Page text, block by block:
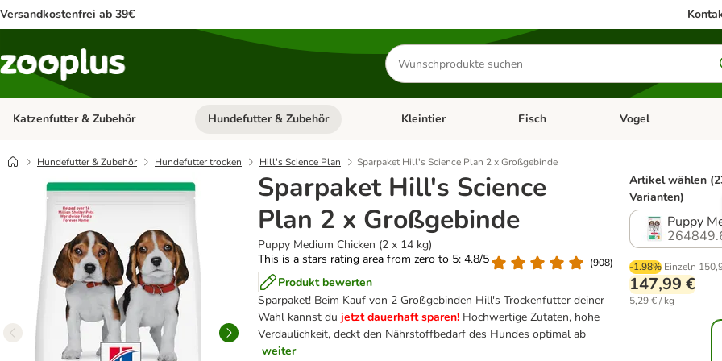
Versandkostenfrei ab 39€
Produkte
suchen
Katzenfutter & Zubehör Kategorie-Menü öffnen: Katzenfutter & Zubehör
Hundefutter & Zubehör Kategorie-Menü öffnen: Hundefutter & Zubehör
Kleintier Kategorie-Menü öffnen: Kleintier
Fisch Kategorie-Menü
Vogel
Hundefutter & Zubehör Hundefutter trocken Hill's Science Plan Sparpaket Hill's Science Plan 2 x Großgebinde
Sparpaket Hill's Science
Plan 2 x Großgebinde
Puppy Medium Chicken (2 x 14 kg)
This is a stars rating area from zero to 5: 4.8/5
(908)
Produkt bewerten
Sparpaket! Beim Kauf von 2 Großgebinden Hill's Trockenfutter deiner
Wahl kannst du jetzt dauerhaft sparen! Hochwertige Zutaten, hohe
Verdaulichkeit, deckt den Nährstoffbedarf des Hundes optimal ab
weiter
Artikel wählen
Varianten)
Puppy
-1.98% Einzeln
147,99 €
5,29 € / kg